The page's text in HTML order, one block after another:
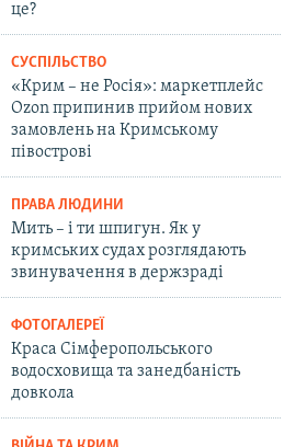
це?
СУСПІЛЬСТВО
«Крим – не Росія»: маркетплейс
Ozon припинив прийом нових
замовлень на Кримському
півострові
ПРАВА ЛЮДИНИ
Мить – і ти шпигун. Як у
кримських судах розглядають
звинувачення в держзраді
ФОТОГАЛЕРЕЇ
Краса Сімферопольського
водосховища та занедбаність
довкола